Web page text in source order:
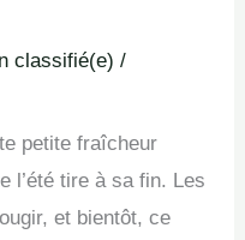
classifié(e) /
petite fraîcheur
l’été tire à sa fin. Les
et bientôt, ce